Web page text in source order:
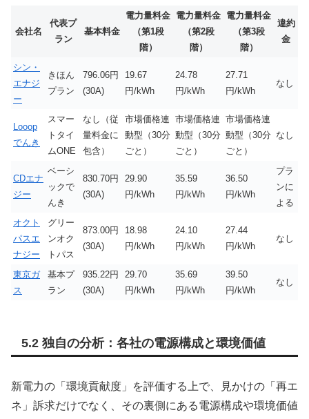
会社名
代表プ
ラン
基本料金
電力量料金
（第1段
階）
電力量料金
（第2段
階）
電力量料金
（第3段
階）
違約
金
シン・
エナジ
ー
きほん
プラン
796.06円
(30A)
19.67
円/kWh
24.78
円/kWh
27.71
円/kWh
なし
Looop
でんき
スマー
トタイ
ムONE
なし（従
量料金に
包含）
市場価格連
動型（30分
ごと）
市場価格連
動型（30分
ごと）
市場価格連
動型（30分
ごと）
なし
CDエナ
ジー
ベーシ
ックで
んき
830.70円
(30A)
29.90
円/kWh
35.59
円/kWh
36.50
円/kWh
プラ
ンに
よる
オクト
パスエ
ナジー
グリー
ンオク
トパス
873.00円
(30A)
18.98
円/kWh
24.10
円/kWh
27.44
円/kWh
なし
東京ガ
ス
基本プ
ラン
935.22円
(30A)
29.70
円/kWh
35.69
円/kWh
39.50
円/kWh
なし
5.2 独自の分析：各社の電源構成と環境価値
新電力の「環境貢献度」を評価する上で、見かけの「再エ
ネ」訴求だけでなく、その裏側にある電源構成や環境価値